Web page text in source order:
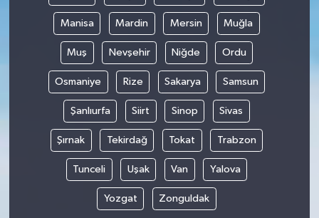
Manisa Mardin Mersin Muğla
Muş Nevşehir Niğde Ordu
Osmaniye Rize Sakarya Samsun
Şanlıurfa Siirt Sinop Sivas
Şırnak Tekirdağ Tokat Trabzon
Tunceli Uşak Van Yalova
Yozgat Zonguldak